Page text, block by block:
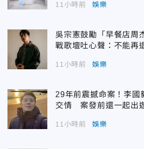
11小時前 娛樂
吳宗憲鼓勵「早餐店周
戰歌壇吐心聲：不能再
11小時前 娛樂
29年前震撼命案！李國
交情 案發前還一起出
11小時前 娛樂